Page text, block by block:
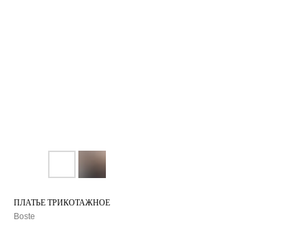
ПЛАТЬЕ ТРИКОТАЖНОЕ
Boste